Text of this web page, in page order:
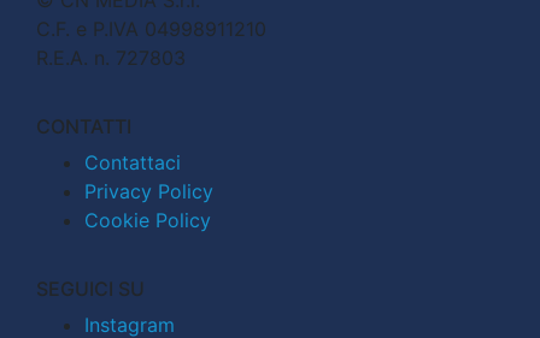
C.F. e P.IVA 04998911210
R.E.A. n. 727803
CONTATTI
Contattaci
Privacy Policy
Cookie Policy
SEGUICI SU
Instagram